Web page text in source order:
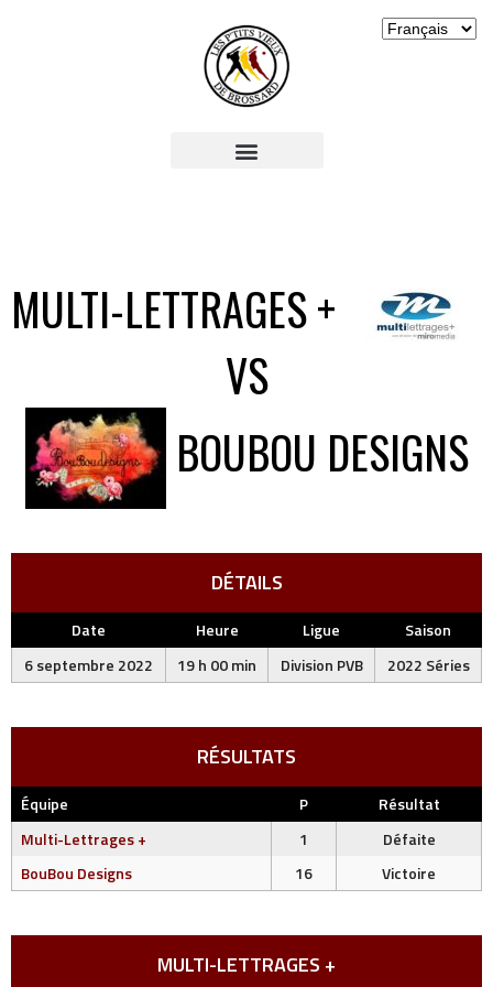
MULTI-LETTRAGES +
VS
BOUBOU DESIGNS
DÉTAILS
Date Heure Ligue
Saison
6 septembre 2022
19 h 00 min Division PVB 2022 Séries
RÉSULTATS
Équipe P
Résultat
Multi-Lettrages +
1
Défaite
BouBou Designs
16 Victoire
MULTI-LETTRAGES +